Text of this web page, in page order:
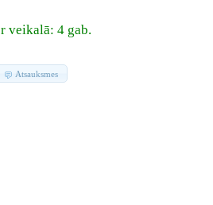
veikalā: 4 gab.
Atsauksmes